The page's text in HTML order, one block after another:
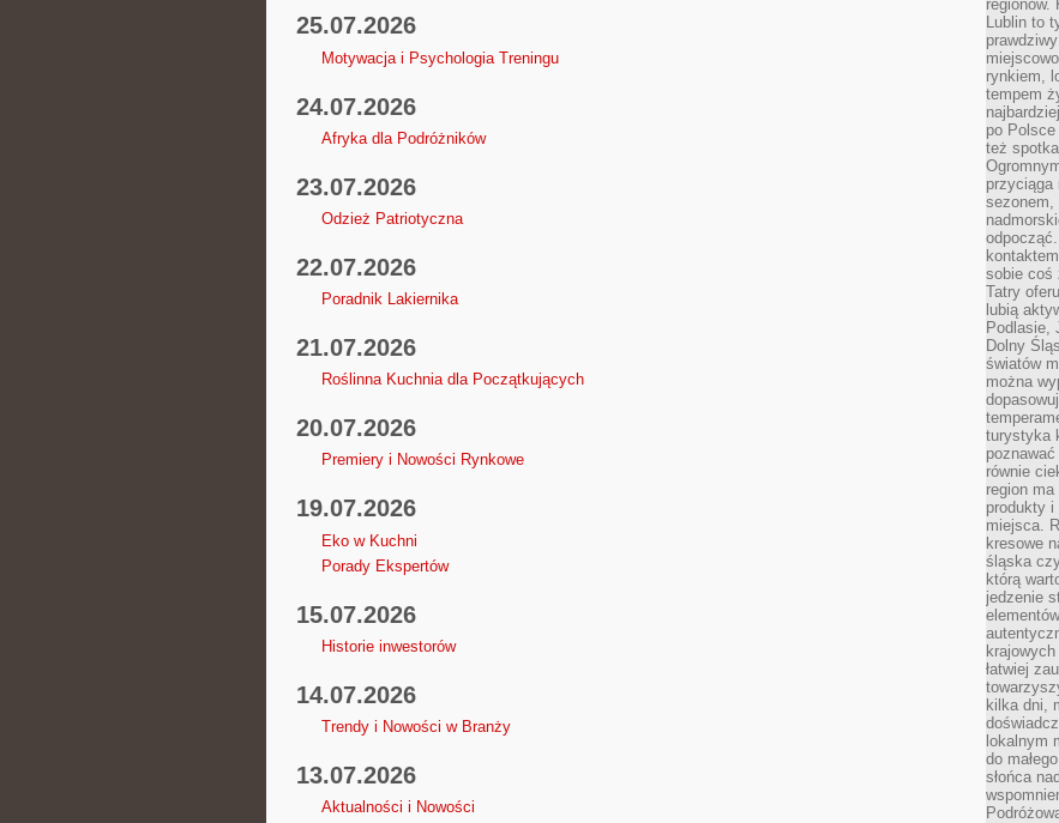
25.07.2026
Motywacja i Psychologia Treningu
24.07.2026
Afryka dla Podróżników
23.07.2026
Odzież Patriotyczna
22.07.2026
Poradnik Lakiernika
21.07.2026
Roślinna Kuchnia dla Początkujących
20.07.2026
Premiery i Nowości Rynkowe
19.07.2026
Eko w Kuchni
Porady Ekspertów
15.07.2026
Historie inwestorów
14.07.2026
Trendy i Nowości w Branży
13.07.2026
Aktualności i Nowości
regionów.
Lublin to
rynkiem,
tempem
po
też
przyciąga
sezonem,
sobie coś
Tatry
lubią
Podlasie,
Dolny
światów
można
turystyka
równie
region
produkty i
miejsca.
kresowe
śląska
którą
jedzenie
łatwiej
kilka dni,
lokalnym
do
słońca